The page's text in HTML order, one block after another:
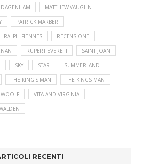
MATTHEW VAUGHN
PATRICK MARBER
RALPH FIENNES RECENSIONE
RUPERT EVERETT SAINT JOAN
SKY STAR SUMMERLAND
THE KING'S MAN THE KINGS MAN
VITA AND VIRGINIA
RECENTI